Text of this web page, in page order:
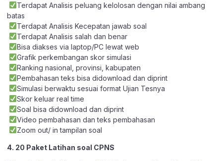
Terdapat Analisis peluang kelolosan dengan nilai ambang
batas
Terdapat Analisis Kecepatan jawab soal
Terdapat Analisis salah dan benar
Bisa diakses via laptop/PC lewat web
Grafik perkembangan skor simulasi
Ranking nasional, provinsi, kabupaten
Pembahasan teks bisa didownload dan diprint
Simulasi berwaktu sesuai format Ujian Tesnya
Skor keluar real time
Soal bisa didownload dan diprint
Video pembahasan dan teks pembahasan
Zoom out/ in tampilan soal
4. 20 Paket Latihan soal CPNS